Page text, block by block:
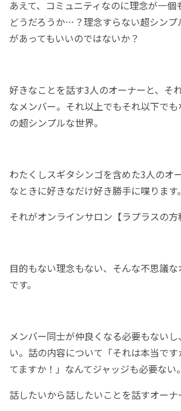
あえて、コミュニティなのに理念が一個
どうだろうか…？理念すらない超シンプ
があってもいいのではないか？
好きなことを話す3人のオーナーと、そ
なメンバー。それ以上でもそれ以下で
の超シンプルな世界。
わたくしスギタシンゴを含めた3人のオ
なときに好きなだけ好き勝手に喋ります。
それがオンラインサロン【ラプラスの方
目的もない理念もない、そんな不思議
です。
メンバー同士が仲良くなる必要もない
い。話の内容について「それは本当で
てますか！」なんてジャッジも必要ない。
話したいから話したいことを話すオーナ